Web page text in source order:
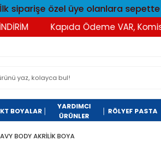
İlk siparişe özel üye olanlara
Kapıda Ödeme VAR,
BOYALAR
YARDIMCI
ÜRÜNLER
RÖLYEF PASTA
BODY AKRİLİK BOYA